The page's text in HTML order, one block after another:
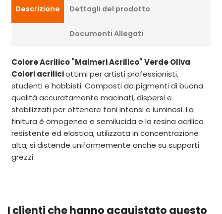
Descrizione Dettagli del prodotto
Documenti Allegati
Colore Acrilico"Maimeri Acrilico" Verde Oliva
Colori acriliciottimi per artisti professionisti,
studenti e hobbisti. Composti da pigmenti di buona
qualità accuratamente macinati, dispersi e
stabilizzati per ottenere toni intensi e luminosi. La
finitura è omogenea e semilucida e la resina acrilica
resistente ed elastica, utilizzata in concentrazione
alta, si distende uniformemente anche su supporti
grezzi.
I clienti che hanno acquistato questo